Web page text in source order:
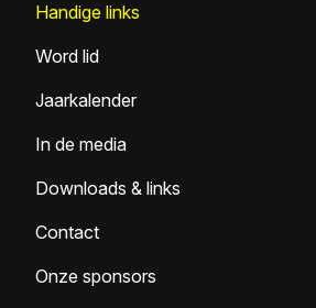
Handige links
Word lid
Jaarkalender
In de media
Downloads & links
Contact
Onze sponsors